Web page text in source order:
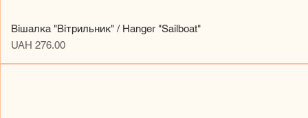
Вішалка "Вітрильник" / Hanger "Sailboat"
Price
UAH 276.00